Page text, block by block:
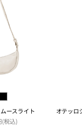
ースライト
税込)